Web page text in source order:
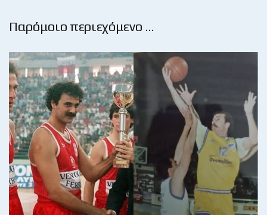
Παρόμοιο περιεχόμενο …